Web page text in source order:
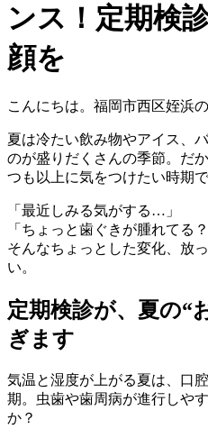
ンス！定期検
顔を
こんにちは。福岡市西区姪浜の
夏は冷たい飲み物やアイス、
のが盛りだくさんの季節。だ
つも以上に気をつけたい時期で
「最近しみる気がする…」
「ちょっと歯ぐきが腫れてる？
そんなちょっとした変化、放
い。
定期検診が、夏の“
ぎます
気温と湿度が上がる夏は、口
期。虫歯や歯周病が進行しや
か？